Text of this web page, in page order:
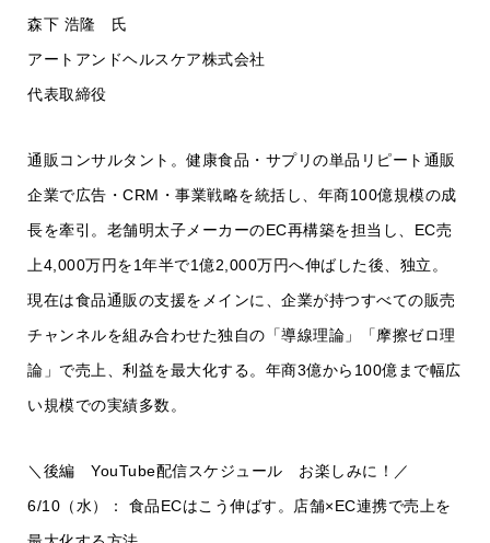
森下 浩隆 氏
アートアンドヘルスケア株式会社
代表取締役
通販コンサルタント。健康食品・サプリの単品リピート通販
企業で広告・CRM・事業戦略を統括し、年商100億規模の成
長を牽引。老舗明太子メーカーのEC再構築を担当し、EC売
上4,000万円を1年半で1億2,000万円へ伸ばした後、独立。
現在は食品通販の支援をメインに、企業が持つすべての販売
チャンネルを組み合わせた独自の「導線理論」「摩擦ゼロ理
論」で売上、利益を最大化する。年商3億から100億まで幅広
い規模での実績多数。
＼後編 YouTube配信スケジュール お楽しみに！／
6/10（水）： 食品ECはこう伸ばす。店舗×EC連携で売上を